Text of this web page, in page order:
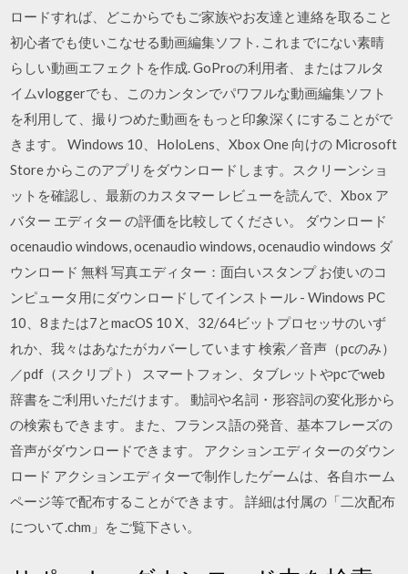
ロードすれば、どこからでもご家族やお友達と連絡を取ること
初心者でも使いこなせる動画編集ソフト. これまでにない素晴
らしい動画エフェクトを作成. GoProの利用者、またはフルタ
イムvloggerでも、このカンタンでパワフルな動画編集ソフト
を利用して、撮りつめた動画をもっと印象深くにすることがで
きます。 Windows 10、HoloLens、Xbox One 向けの Microsoft
Store からこのアプリをダウンロードします。スクリーンショ
ットを確認し、最新のカスタマー レビューを読んで、Xbox ア
バター エディター の評価を比較してください。 ダウンロード
ocenaudio windows, ocenaudio windows, ocenaudio windows ダ
ウンロード 無料 写真エディター：面白いスタンプ お使いのコ
ンピュータ用にダウンロードしてインストール - Windows PC
10、8または7とmacOS 10 X、32/64ビットプロセッサのいず
れか、我々はあなたがカバーしています 検索／音声（pcのみ）
／pdf（スクリプト） スマートフォン、タブレットやpcでweb
辞書をご利用いただけます。 動詞や名詞・形容詞の変化形から
の検索もできます。また、フランス語の発音、基本フレーズの
音声がダウンロードできます。 アクションエディターのダウン
ロード アクションエディターで制作したゲームは、各自ホーム
ページ等で配布することができます。 詳細は付属の「二次配布
について.chm」をご覧下さい。